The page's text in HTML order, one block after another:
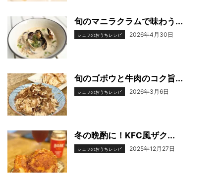
旬のマニラクラムで味わう...
シェフのおうちレシピ 2026年4月30日
旬のゴボウと牛肉のコク旨...
シェフのおうちレシピ 2026年3月6日
冬の晩酌に！KFC風ザク...
シェフのおうちレシピ 2025年12月27日